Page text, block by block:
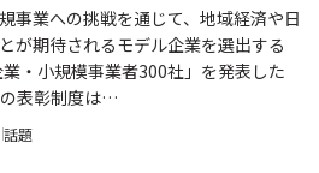
事業への挑戦を通じて、地域経済や日
が期待されるモデル企業を選出する
・小規模事業者300社」を発表した
の表彰制度は…
話題